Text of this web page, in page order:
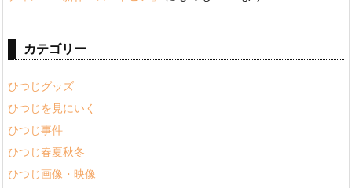
カテゴリー
ひつじグッズ
ひつじを見にいく
ひつじ事件
ひつじ春夏秋冬
ひつじ画像・映像